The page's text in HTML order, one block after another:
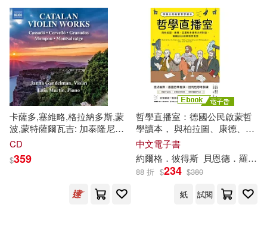
Sir Simon Rattle (conductor) /
Symphonie-Orchester des
Bayerischen Rundfunks, Chor
des Bayerischen Rundfunks
(2CD))
卡薩多,塞維略,格拉納多斯,蒙
波,蒙特薩爾瓦吉: 加泰隆尼亞
小提琴作品 / 甘德爾曼 (小提
Works By Gaspar Cassadó;
Granados; Federico Mompou;
Xavier Montsalvatge / Janna
CD
$359
哲學直播室：德國公民啟蒙哲
學讀本， 與柏拉圖、康德、亞
里斯多德等大師對談，解構18
大經典哲學思想 (電子書)
中文電子書
約爾格．彼得斯 貝恩德．羅爾夫
88 折 $234 $380
紙
試閱